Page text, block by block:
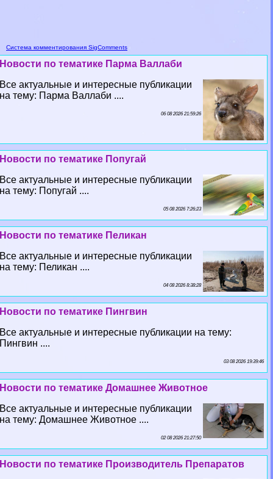
Система комментирования SigComments
Новости по тематике Парма Валлаби
Все актуальные и интересные публикации
на тему: Парма Валлаби ....
06 08 2026 21:59:26
Новости по тематике Попугай
Все актуальные и интересные публикации
на тему: Попугай ....
05 08 2026 7:26:23
Новости по тематике Пеликан
Все актуальные и интересные публикации
на тему: Пеликан ....
04 08 2026 8:38:28
Новости по тематике Пингвин
Все актуальные и интересные публикации на тему:
Пингвин ....
03 08 2026 19:39:46
Новости по тематике Домашнее Животное
Все актуальные и интересные публикации
на тему: Домашнее Животное ....
02 08 2026 21:27:50
Новости по тематике Производитель Препаратов